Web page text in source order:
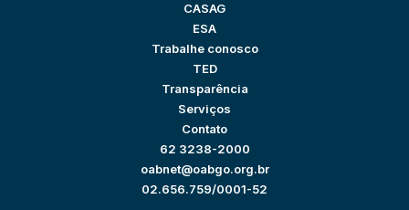
CASAG
ESA
Trabalhe conosco
TED
Transparência
Serviços
Contato
62 3238-2000
oabnet@oabgo.org.br
02.656.759/0001-52